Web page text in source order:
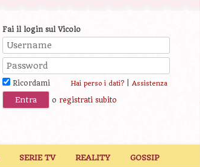
Fai il login sul Vicolo
Ricordami Hai perso i dati?| Assistenza
o registrati subito
SERIE TV REALITY GOSSIP